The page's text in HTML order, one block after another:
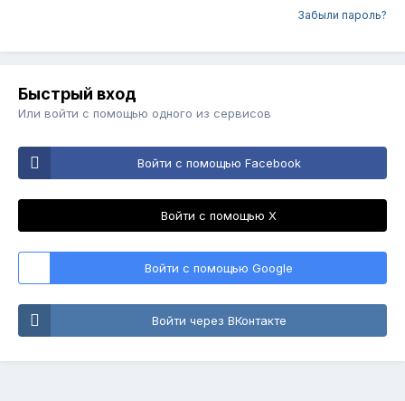
Забыли пароль?
Быстрый вход
Или войти с помощью одного из сервисов
Войти с помощью Facebook
Войти с помощью X
Войти с помощью Google
Войти через ВКонтакте